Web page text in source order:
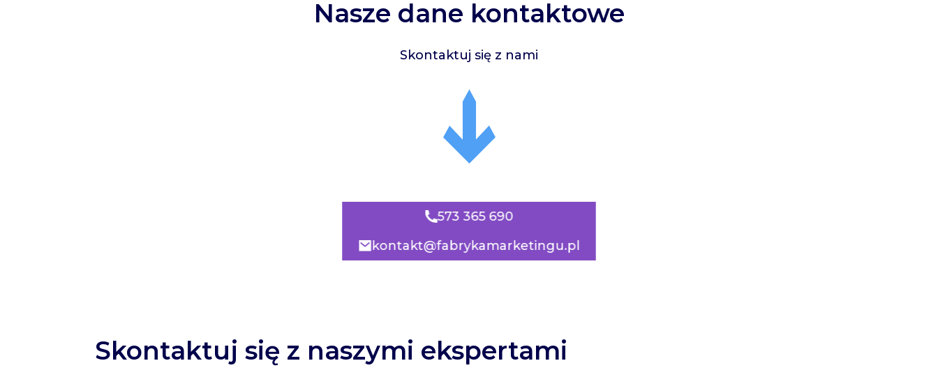
Nasze dane kontaktowe
Skontaktuj się z nami
573 365 690
kontakt@fabrykamarketingu.pl
Skontaktuj się z naszymi ekspertami